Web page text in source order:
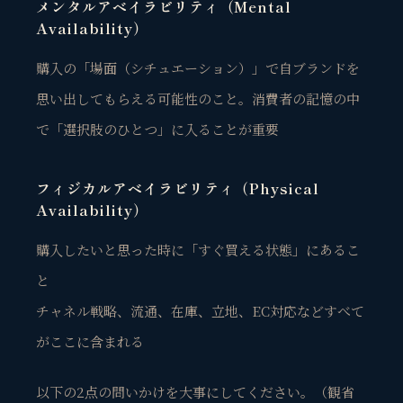
メンタルアベイラビリティ（Mental
Availability）
購入の「場面（シチュエーション）」で自ブランドを
思い出してもらえる可能性のこと。消費者の記憶の中
で「選択肢のひとつ」に入ることが重要
フィジカルアベイラビリティ（Physical
Availability）
購入したいと思った時に「すぐ買える状態」 にあるこ
と
チャネル戦略、流通、在庫、立地、EC対応などすべて
がここに含まれる
以下の2点の問いかけを大事にしてください。（観省